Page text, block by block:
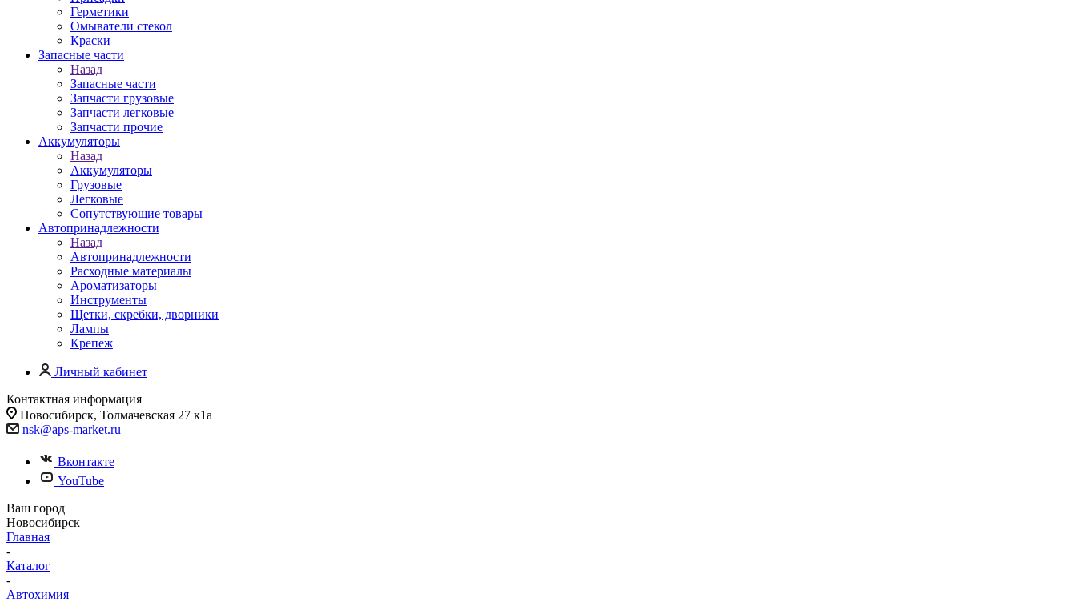
Герметики
Омыватели стекол
Краски
Запасные части
Назад
Запасные части
Запчасти грузовые
Запчасти легковые
Запчасти прочие
Аккумуляторы
Назад
Аккумуляторы
Грузовые
Легковые
Сопутствующие товары
Автопринадлежности
Назад
Автопринадлежности
Расходные материалы
Ароматизаторы
Инструменты
Щетки, скребки, дворники
Лампы
Крепеж
Личный кабинет
Контактная информация
Новосибирск, Толмачевская 27 к1а
nsk@aps-market.ru
Вконтакте
YouTube
Ваш город
Новосибирск
Главная
-
Каталог
-
Автохимия